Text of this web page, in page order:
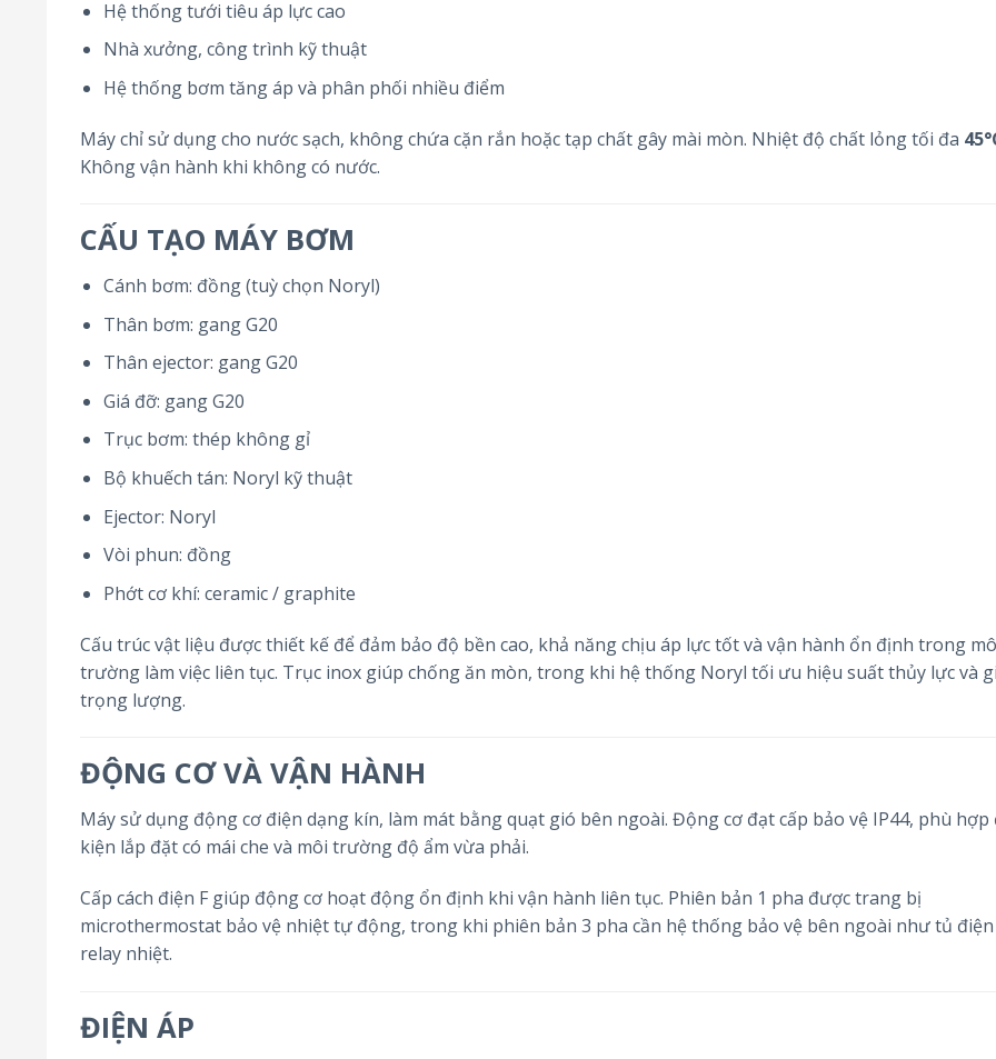
Hệ thống tưới tiêu áp lực cao
Nhà xưởng, công trình kỹ thuật
Hệ thống bơm tăng áp và phân phối nhiều điểm
Máy chỉ sử dụng cho nước sạch, không chứa cặn rắn hoặc tạp chất gây mài mòn. Nhiệt độ chất lỏng tối đa
Không vận hành khi không có nước.
CẤU TẠO MÁY BƠM
Cánh bơm: đồng (tuỳ chọn Noryl)
Thân bơm: gang G20
Thân ejector: gang G20
Giá đỡ: gang G20
Trục bơm: thép không gỉ
Bộ khuếch tán: Noryl kỹ thuật
Ejector: Noryl
Vòi phun: đồng
Phớt cơ khí: ceramic / graphite
Cấu trúc vật liệu được thiết kế để đảm bảo độ bền cao, khả năng chịu áp lực tốt và vận hành ổn định trong
trường làm việc liên tục. Trục inox giúp chống ăn mòn, trong khi hệ thống Noryl tối ưu hiệu suất thủy lực và
trọng lượng.
ĐỘNG CƠ VÀ VẬN HÀNH
Máy sử dụng động cơ điện dạng kín, làm mát bằng quạt gió bên ngoài. Động cơ đạt cấp bảo vệ IP44, phù hợp
kiện lắp đặt có mái che và môi trường độ ẩm vừa phải.
Cấp cách điện F giúp động cơ hoạt động ổn định khi vận hành liên tục. Phiên bản 1 pha được trang bị
microthermostat bảo vệ nhiệt tự động, trong khi phiên bản 3 pha cần hệ thống bảo vệ bên ngoài như tủ
relay nhiệt.
ĐIỆN ÁP